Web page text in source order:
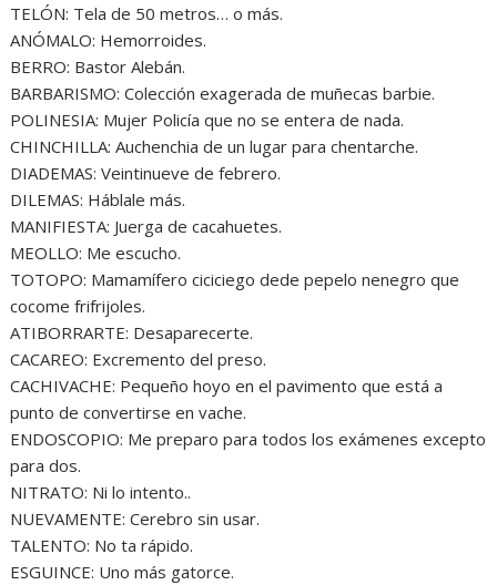
TELÓN: Tela de 50 metros… o más.
ANÓMALO: Hemorroides.
BERRO: Bastor Alebán.
BARBARISMO: Colección exagerada de muñecas barbie.
POLINESIA: Mujer Policía que no se entera de nada.
CHINCHILLA: Auchenchia de un lugar para chentarche.
DIADEMAS: Veintinueve de febrero.
DILEMAS: Háblale más.
MANIFIESTA: Juerga de cacahuetes.
MEOLLO: Me escucho.
TOTOPO: Mamamífero ciciciego dede pepelo nenegro que
cocome frifrijoles.
ATIBORRARTE: Desaparecerte.
CACAREO: Excremento del preso.
CACHIVACHE: Pequeño hoyo en el pavimento que está a
punto de convertirse en vache.
ENDOSCOPIO: Me preparo para todos los exámenes excepto
para dos.
NITRATO: Ni lo intento..
NUEVAMENTE: Cerebro sin usar.
TALENTO: No ta rápido.
ESGUINCE: Uno más gatorce.